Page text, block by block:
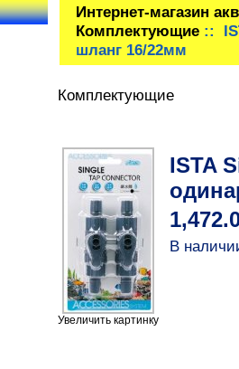
Интернет-магазин
Комплектующие::
шланг 16/22мм
Комплектующие
Увеличить картинку
ISTA
В